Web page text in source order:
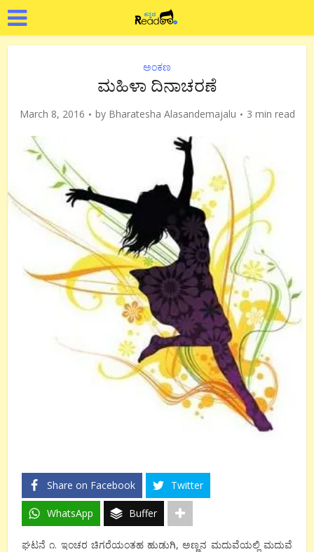
ಅಂಕಣ
ಮಹಿಳಾ ದಿನಾಚರಣೆ
March 8, 2016 by Bharatesha Alasandemajalu 3 min read
Share on Facebook Twitter
WhatsApp Buffer
ಘಟನೆ ೧. ಇಂಚರ ಚಿಗರೆಯಂತಹ ಹುಡುಗಿ, ಅಣ್ಣನ ಮದುವೆಯಲ್ಲಿ ಮದುವೆ